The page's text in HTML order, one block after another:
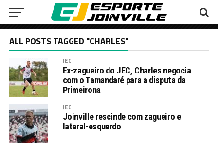
ALL POSTS TAGGED "CHARLES"
JEC
Ex-zagueiro do JEC, Charles negocia
com o Tamandaré para a disputa da
Primeirona
JEC
Joinville rescinde com zagueiro e
lateral-esquerdo